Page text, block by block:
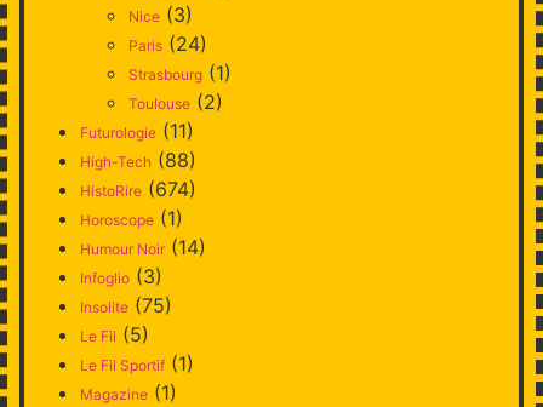
Nice (3)
Paris (24)
Strasbourg (1)
Toulouse (2)
Futurologie (11)
High-Tech (88)
HistoRire (674)
Horoscope (1)
Humour Noir (14)
Infoglio (3)
Insolite (75)
Le Fil (5)
Le Fil Sportif (1)
Magazine (1)